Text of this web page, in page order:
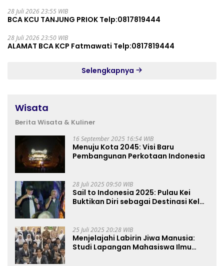
28 Juli 2026 23:55 WIB
BCA KCU TANJUNG PRIOK Telp:0817819444
28 Juli 2026 23:50 WIB
ALAMAT BCA KCP Fatmawati Telp:0817819444
Selengkapnya
Wisata
Berita Wisata & Kuliner
16 September 2025 16:54 WIB
Menuju Kota 2045: Visi Baru
Pembangunan Perkotaan Indonesia
28 Juli 2025 09:50 WIB
Sail to Indonesia 2025: Pulau Kei
Buktikan Diri sebagai Destinasi Kelas
25 Juli 2025 20:28 WIB
Menjelajahi Labirin Jiwa Manusia:
Studi Lapangan Mahasiswa Ilmu